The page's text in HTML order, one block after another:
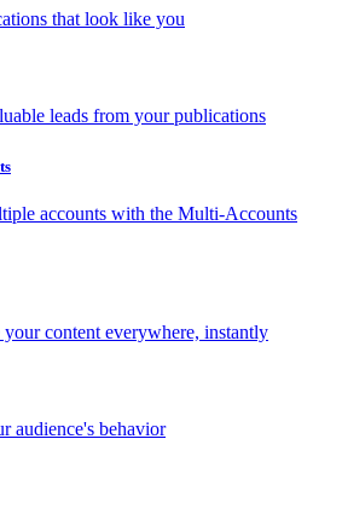
that look like you
leads from your publications
accounts with the Multi-Accounts
your content everywhere, instantly
audience's behavior